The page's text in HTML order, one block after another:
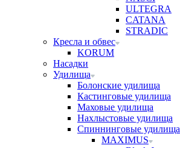
ULTEGRA
CATANA
STRADIC
Кресла и обвес
KORUM
Насадки
Удилища
Болонские удилища
Кастинговые удилища
Маховые удилища
Нахлыстовые удилища
Спиннинговые удилища
MAXIMUS